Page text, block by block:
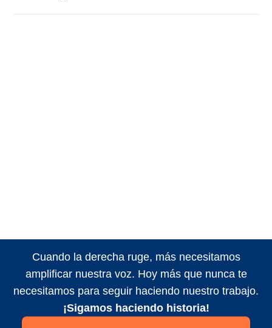
Cuando la derecha ruge, más necesitamos
amplificar nuestra voz. Hoy más que nunca te
necesitamos para seguir haciendo nuestro trabajo.
¡Sigamos haciendo historia!